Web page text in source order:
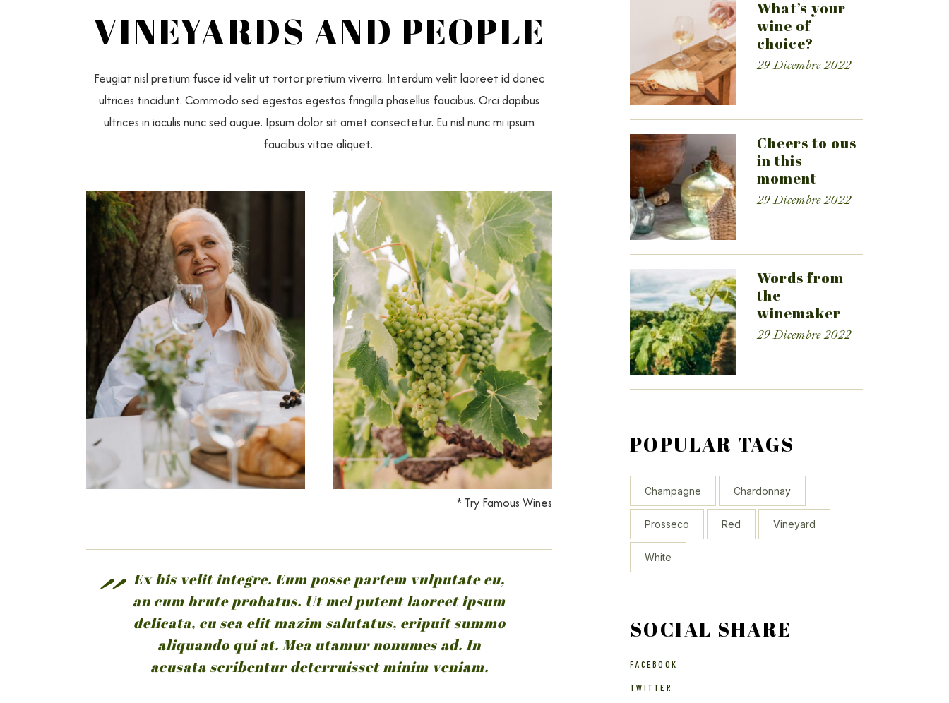
VINEYARDS AND PEOPLE
Feugiat nisl pretium fusce id velit ut tortor pretium viverra. Interdum velit laoreet id donec
ultrices tincidunt. Commodo sed egestas egestas fringilla phasellus faucibus. Orci dapibus
ultrices in iaculis nunc sed augue. Ipsum dolor sit amet consectetur. Eu nisl nunc mi ipsum
faucibus vitae aliquet.
* Try Famous Wines
Ex his velit integre. Eum posse partem vulputate eu,
an cum brute probatus. Ut mel putent laoreet ipsum
delicata, cu sea elit mazim salutatus, eripuit summo
aliquando qui at. Mea utamur nonumes ad. In
acusata scribentur deterruisset minim veniam.
What’s your
wine of
choice?
29 Dicembre 2022
Cheers to ous
in this
moment
29 Dicembre 2022
Words from
the
winemaker
29 Dicembre 2022
POPULAR TAGS
Champagne Chardonnay
Prosseco Red Vineyard
White
SOCIAL SHARE
FACEBOOK
TWITTER